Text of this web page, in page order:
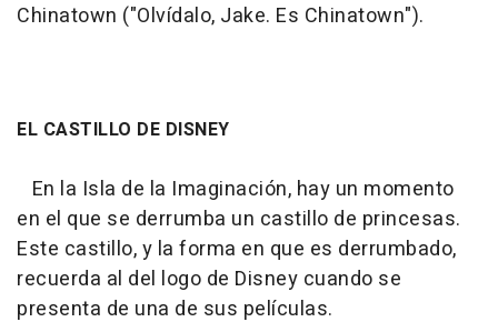
Chinatown ("Olvídalo, Jake. Es Chinatown").
EL CASTILLO DE DISNEY
En la Isla de la Imaginación, hay un momento
en el que se derrumba un castillo de princesas.
Este castillo, y la forma en que es derrumbado,
recuerda al del logo de Disney cuando se
presenta de una de sus películas.